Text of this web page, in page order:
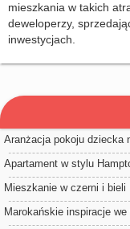
mieszkania w takich
deweloperzy,
inwestycjach.
Aranżacja pokoju dziecka
Apartament w stylu
Mieszkanie w czerni i bieli
Marokańskie inspiracje we